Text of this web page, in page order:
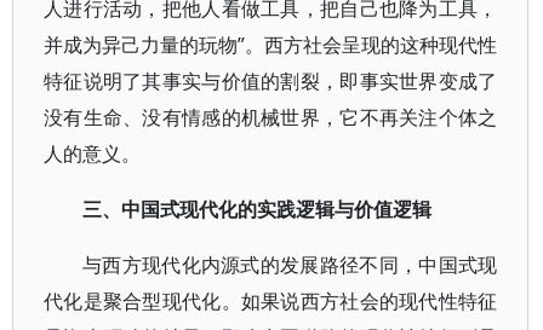
人进行活动，把他人看做工具，把自己也降为工具，
并成为异己力量的玩物”。西方社会呈现的这种现代性
特征说明了其事实与价值的割裂，即事实世界变成了
没有生命、没有情感的机械世界，它不再关注个体之
人的意义。
三、中国式现代化的实践逻辑与价值逻辑
与西方现代化内源式的发展路径不同，中国式现
代化是聚合型现代化。如果说西方社会的现代性特征